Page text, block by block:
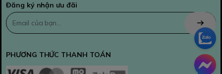
Đăng ký nhận ưu đãi
PHƯƠNG THỨC THANH TOÁN